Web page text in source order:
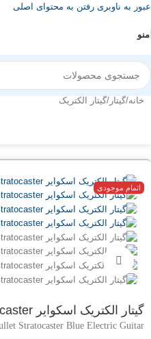
عبور به ناوبری رفتن به محتوای اصلی
منو
خانه/گیتار /گیتار الکتریک
اتمام موجودی
بزرگنمایی تصویر
گیتار الکتریک اسکوایر Bullet Stratocaster آبی
Stratocaster Blue Electric Guitar